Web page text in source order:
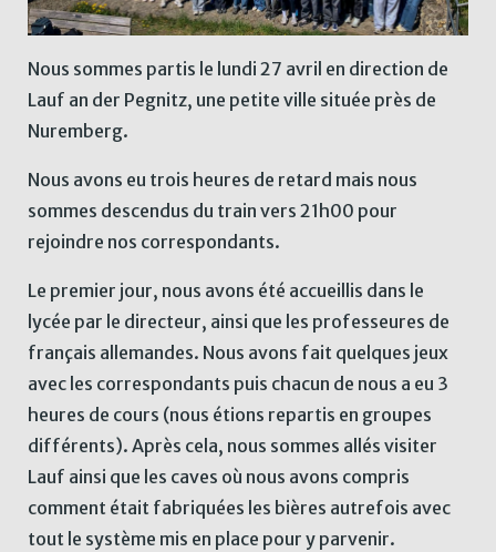
Nous sommes partis le lundi 27 avril en direction de
Lauf an der Pegnitz, une petite ville située près de
Nuremberg.
Nous avons eu trois heures de retard mais nous
sommes descendus du train vers 21h00 pour
rejoindre nos correspondants.
Le premier jour, nous avons été accueillis dans le
lycée par le directeur, ainsi que les professeures de
français allemandes. Nous avons fait quelques jeux
avec les correspondants puis chacun de nous a eu 3
heures de cours (nous étions repartis en groupes
différents). Après cela, nous sommes allés visiter
Lauf ainsi que les caves où nous avons compris
comment était fabriquées les bières autrefois avec
tout le système mis en place pour y parvenir.